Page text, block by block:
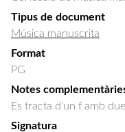
Tipus de document
Música manuscrita
Format
PG
Notes
Es tracta d'un f amb
Signatura